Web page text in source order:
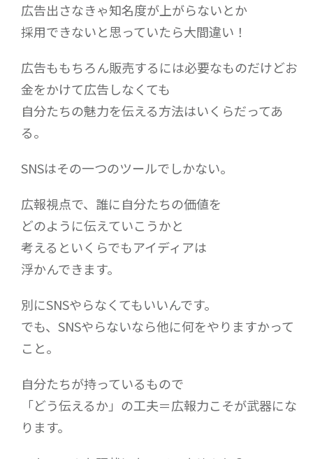
広告出さなきゃ知名度が上がらないとか
採用できないと思っていたら大間違い！
広告ももちろん販売するには必要なものだけどお
金をかけて広告しなくても
自分たちの魅力を伝える方法はいくらだってあ
る。
SNSはその一つのツールでしかない。
広報視点で、誰に自分たちの価値を
どのように伝えていこうかと
考えるといくらでもアイディアは
浮かんできます。
別にSNSやらなくてもいいんです。
でも、SNSやらないなら他に何をやりますかって
こと。
自分たちが持っているもので
「どう伝えるか」の工夫＝広報力こそが武器にな
ります。